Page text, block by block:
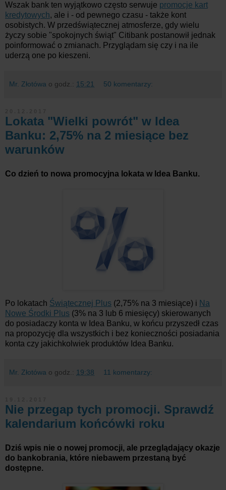
Wszak bank ten wyjątkowo często serwuje promocje kart
kredytowych, ale i - od pewnego czasu - także kont
osobistych. W przedświątecznej atmosferze, gdy wielu
życzy sobie "spokojnych świąt" Citibank postanowił jednak
poinformować o zmianach. Przyglądam się czy i na ile
uderzą one po kieszeni.
Mr. Złotówa o godz.: 15:21 50 komentarzy:
Lokata "Wielki powrót" w Idea
Banku: 2,75% na 2 miesiące bez
warunków
Co dzień to nowa promocyjna lokata w Idea Banku.
Po lokatach Świątecznej Plus (2,75% na 3 miesiące) i Na
Nowe Środki Plus (3% na 3 lub 6 miesięcy) skierowanych
do posiadaczy konta w Idea Banku, w końcu przyszedł czas
na propozycję dla wszystkich i bez konieczności posiadania
konta czy jakichkolwiek produktów Idea Banku.
Mr. Złotówa o godz.: 19:38 11 komentarzy:
Nie przegap tych promocji. Sprawdź
kalendarium końcówki roku
Dziś wpis nie o nowej promocji, ale przeglądający okazje
do bankobrania, które niebawem przestaną być
dostępne.